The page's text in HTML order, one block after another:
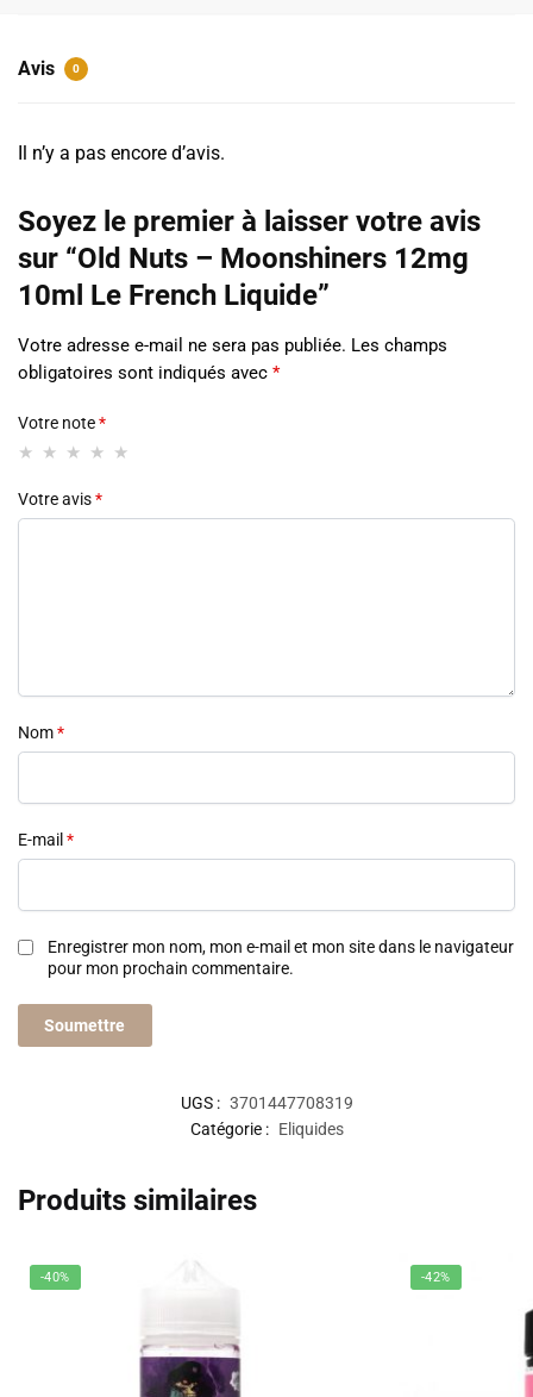
Avis 0
Il n’y a pas encore d’avis.
Soyez le premier à laisser votre avis
sur “Old Nuts – Moonshiners 12mg
10ml Le French Liquide”
Votre adresse e-mail ne sera pas publiée. Les champs
obligatoires sont indiqués avec *
Votre note*
Votre avis*
Nom*
E-mail *
Enregistrer mon nom, mon e-mail et mon site dans le navigateur
pour mon prochain commentaire.
UGS : 3701447708319
Catégorie : Eliquides
Produits similaires
-40% -42%